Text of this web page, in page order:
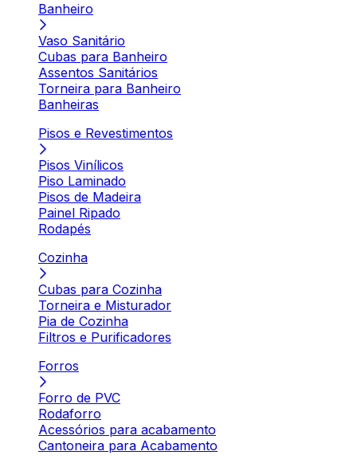
Banheiro
Vaso Sanitário
Cubas para Banheiro
Assentos Sanitários
Torneira para Banheiro
Banheiras
Pisos e Revestimentos
Pisos Vinílicos
Piso Laminado
Pisos de Madeira
Painel Ripado
Rodapés
Cozinha
Cubas para Cozinha
Torneira e Misturador
Pia de Cozinha
Filtros e Purificadores
Forros
Forro de PVC
Rodaforro
Acessórios para acabamento
Cantoneira para Acabamento